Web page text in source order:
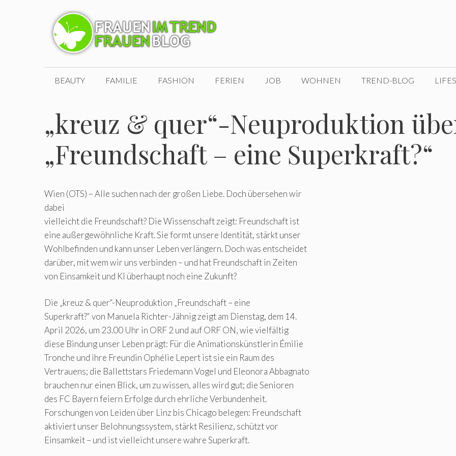
BEAUTY FAMILIE FASHION FERIEN JOB WOHNEN TREND-BLOG
„kreuz & quer“-Neuproduktion
„Freundschaft – eine Superkraft?“
Wien (OTS) – Alle suchen nach der großen Liebe. Doch übersehen wir
dabei
vielleicht die Freundschaft? Die Wissenschaft zeigt: Freundschaft ist
eine außergewöhnliche Kraft. Sie formt unsere Identität, stärkt unser
Wohlbefinden und kann unser Leben verlängern. Doch was entscheidet
darüber, mit wem wir uns verbinden – und hat Freundschaft in Zeiten
von Einsamkeit und KI überhaupt noch eine Zukunft?
Die „kreuz & quer“-Neuproduktion „Freundschaft – eine
Superkraft?“ von Manuela Richter-Jähnig zeigt am Dienstag, dem 14.
April 2026, um 23.00 Uhr in ORF 2 und auf ORF ON, wie vielfältig
diese Bindung unser Leben prägt: Für die Animationskünstlerin Émilie
Tronche und ihre Freundin Ophélie Lepert ist sie ein Raum des
Vertrauens; die Ballettstars Friedemann Vogel und Eleonora Abbagnato
brauchen nur einen Blick, um zu wissen, alles wird gut; die Senioren
des FC Bayern feiern Erfolge durch ehrliche Verbundenheit.
Forschungen von Leiden über Linz bis Chicago belegen: Freundschaft
aktiviert unser Belohnungssystem, stärkt Resilienz, schützt vor
Einsamkeit – und ist vielleicht unsere wahre Superkraft.